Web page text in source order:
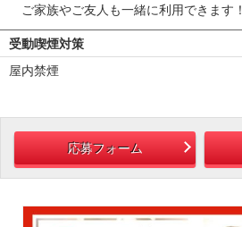
ご家族やご友人も一緒に利用できます！
受動喫煙対策
屋内禁煙
応募フォーム